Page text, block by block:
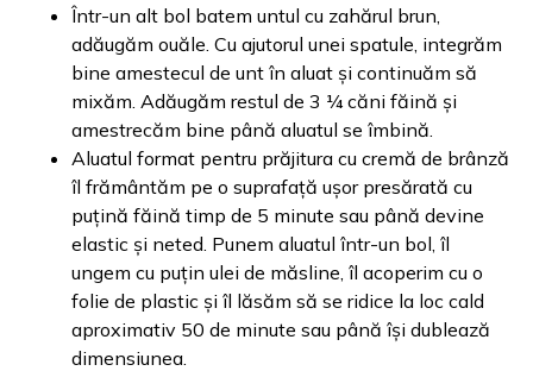
Într-un alt bol batem untul cu zahărul brun,
adăugăm ouăle. Cu ajutorul unei spatule, integrăm
bine amestecul de unt în aluat și continuăm să
mixăm. Adăugăm restul de 3 ¼ căni făină și
amestrecăm bine până aluatul se îmbină.
Aluatul format pentru prăjitura cu cremă de brânză
îl frământăm pe o suprafață ușor presărată cu
puțină făină timp de 5 minute sau până devine
elastic și neted. Punem aluatul într-un bol, îl
ungem cu puțin ulei de măsline, îl acoperim cu o
folie de plastic și îl lăsăm să se ridice la loc cald
aproximativ 50 de minute sau până își dublează
dimensiunea.